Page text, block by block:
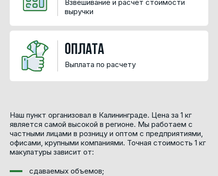
Взвешивание и расчет стоимости
выручки
Оплата
Выплата по расчету
Наш пункт организовал в Калининграде. Цена за 1 кг
является самой высокой в регионе. Мы работаем с
частными лицами в розницу и оптом с предприятиями,
офисами, крупными компаниями. Точная стоимость 1 кг
макулатуры зависит от:
сдаваемых объемов;